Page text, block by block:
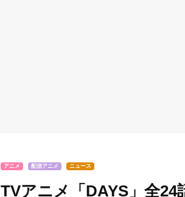
アニメ 配信アニメ ニュース
TVアニメ「DAYS」全